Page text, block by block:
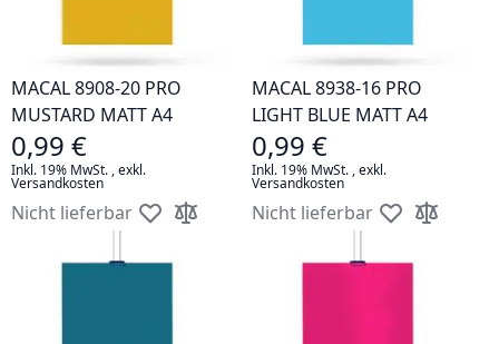
MACAL 8908-20 PRO
MUSTARD MATT A4
0,99 €
Inkl. 19% MwSt. ,exkl.
Versandkosten
Nicht lieferbar Zur Wunschliste hinzufügen
Zur Vergleichsliste hinzufügen
MACAL 8938-16 PRO
LIGHT BLUE MATT A4
0,99 €
Inkl. 19% MwSt. ,exkl.
Versandkosten
Nicht lieferbar Zur Zur